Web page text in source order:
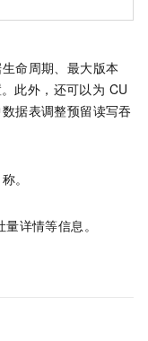
命周期、最大版本
此外，还可以为 CU
据表调整预留读写吞
。
详情等信息。